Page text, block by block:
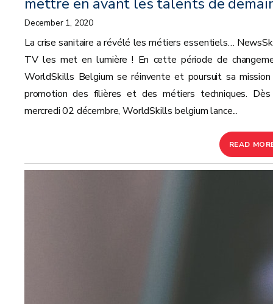
December 1, 2020
La crise sanitaire a révélé les métiers essentiels…
TV les met en lumière ! En cette période de
WorldSkills Belgium se réinvente et poursuit sa
promotion des filières et des métiers techniques.
mercredi 02 décembre, WorldSkills belgium lance...
READ